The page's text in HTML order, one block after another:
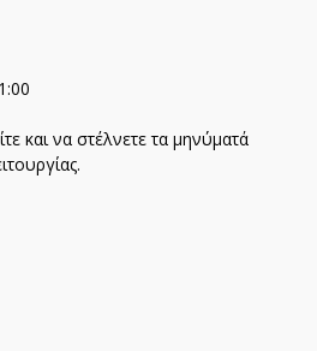
και να στέλνετε τα μηνύματά